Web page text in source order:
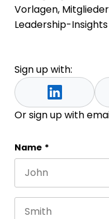
Vorlagen,
Leadership-
Sign up with:
Or sign up with
Instagram
This field is for
Name *